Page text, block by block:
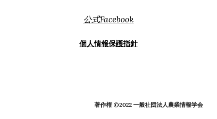
公式Facebook
個人情報保護指針
著作権 ©2022 一般社団法人農業情報学会